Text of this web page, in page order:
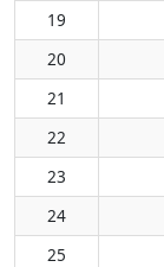
19
20
21
22
23
24
25